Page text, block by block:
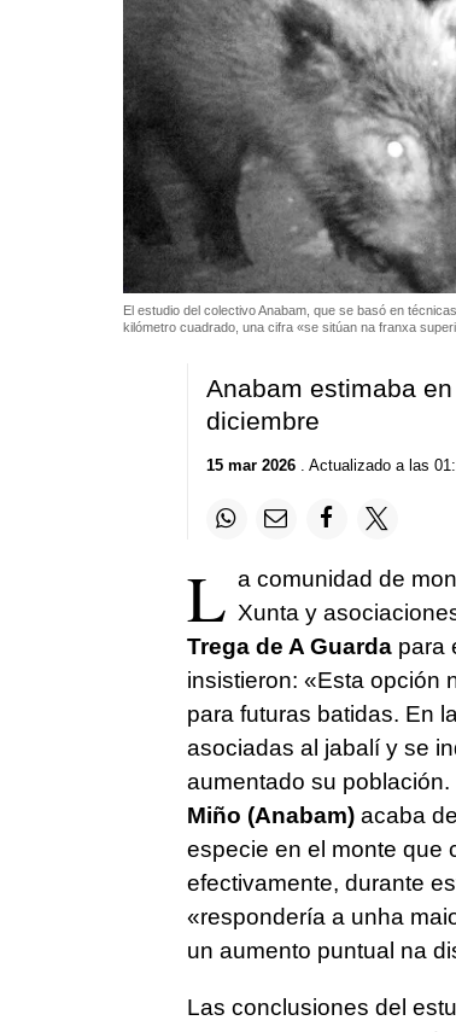
El estudio del colectivo Anabam, que se basó en
kilómetro cuadrado, una cifra «se sitúan na franxa
Anabam estimaba
diciembre
15 mar 2026. Actualizado a las
L a comunidad de
Xunta y
Trega de A Guardapara
insistieron: «Esta opción
para futuras batidas. En
asociadas al jabalí y se
aumentado su
Miño (Anabam)acaba
especie en el monte que
efectivamente, durante
«respondería a unha
un aumento puntual na
Las conclusiones del